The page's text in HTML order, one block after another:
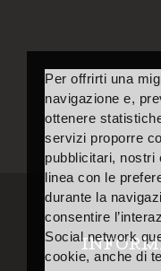
Per offrirti una
navigazione e,
ottenere
servizi proporre
pubblicitari, nostri
linea con le
durante la
consentire
Social network
cookie, anche di